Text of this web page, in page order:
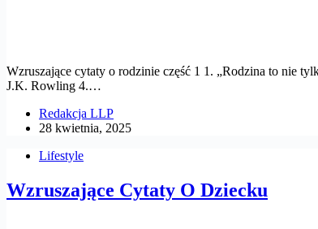
Wzruszające cytaty o rodzinie część 1 1. „Rodzina to nie
J.K. Rowling 4.…
Redakcja LLP
28 kwietnia, 2025
Lifestyle
Wzruszające Cytaty O Dziecku